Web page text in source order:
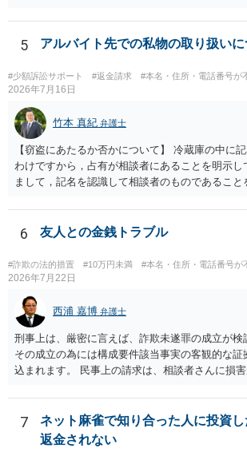
ろです。 LINEについても、詐欺の事案であれば
りますが、携帯電話の番号を経由する方法より
本的に贈与に該当する場合には返金請求ができま
当方に返金の理屈があるかどうかを確認してい
た金額について、裏付けがあるかどうかも精査し
身元の特定、返金の理屈があると判断できるので
からスタートすることになるでしょう。 ご理解の
ことの立証は簡単ではありません。 刑事事件化
返金交渉で有利になる可能性がありますが、民事
に難しいところがあります。 こちらについては
良いかと思います。
5 アルバイト先での私物の取り扱いに
#少額訴訟サポート #返金請求 #本名・住所・電話番号が
2026年7月16日
竹本 真紀 弁護士
【窃盗にあたるか否かについて】 冷蔵庫の中に
わけですから，占有が相談者にあることを明示
まして，記名を認識して相談者のものであるこ
盗罪が成立します。 しかし，窃盗罪は，故意犯
は，窃盗罪は成立しません。処罰規定がないか
出してしまったのでしょう。 残っているのが無記
物に記名していない）のようですから，記名を気
思います。 この場合は，過失にすぎませんから
刑事的処罰を求めることはできません。 【弁償
か】 刑事ではなく民事の場合，不法行為に基づく
となります。 不法行為に基づく損害賠償請求は，
失も対象となります。 したがいまして，弁償し
す。 ただし，間違えた方が誰かわかることが重
6 友人との金銭トラブル
#詐欺の法的措置 #10万円未満 #本名・住所・電話番号が
2026年7月22日
西浦 嘉博 弁護士
刑事上は、厳密に言えば、詐欺未遂罪の成立が検
その成立の為には構成要件該当事実の客観的な
込まれます。 民事上の請求は、相談者さんに損
い場合、最寄りの法律事務所での相談を検討く
ください。
7
ネット麻雀で知り合った人に投資
返金されない